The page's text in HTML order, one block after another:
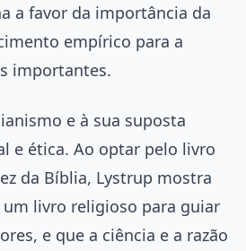
a favor da importância da
empírico para a
importantes.
e à sua suposta
e ética. Ao optar pelo livro
da Bíblia, Lystrup mostra
um livro religioso para guiar
e que a ciência e a razão